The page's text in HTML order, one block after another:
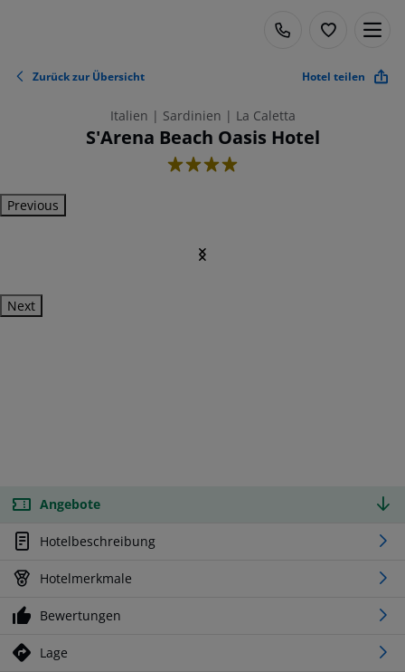
Zurück zur Übersicht Hotel teilen
Italien | Sardinien | La Caletta
S'Arena Beach Oasis Hotel
4
Previous
Next
Angebote
Hotelbeschreibung
Hotelmerkmale
Bewertungen
Lage